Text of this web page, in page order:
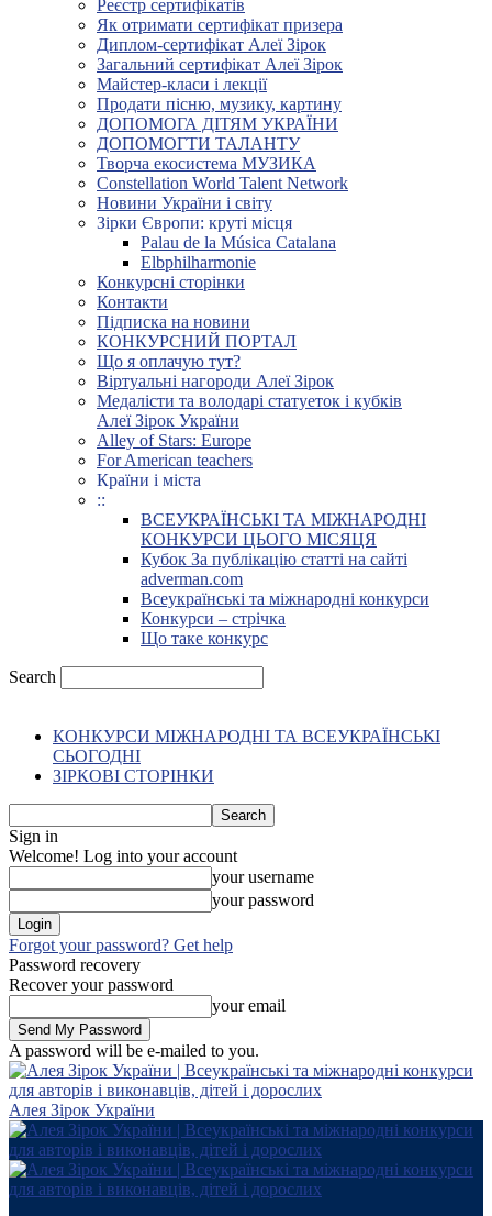
Реєстр сертифікатів
Як отримати сертифікат призера
Диплом-сертифікат Алеї Зірок
Загальний сертифікат Алеї Зірок
Майстер-класи і лекції
Продати пісню, музику, картину
ДОПОМОГА ДІТЯМ УКРАЇНИ
ДОПОМОГТИ ТАЛАНТУ
Творча екосистема МУЗИКА
Constellation World Talent Network
Новини України і світу
Зірки Європи: круті місця
Palau de la Música Catalana
Elbphilharmonie
Конкурсні сторінки
Контакти
Підписка на новини
КОНКУРСНИЙ ПОРТАЛ
Що я оплачую тут?
Віртуальні нагороди Алеї Зірок
Медалісти та володарі статуеток і кубків
Алеї Зірок України
Alley of Stars: Europe
For American teachers
Країни і міста
::
ВСЕУКРАЇНСЬКІ ТА МІЖНАРОДНІ
КОНКУРСИ ЦЬОГО МІСЯЦЯ
Кубок За публікацію статті на сайті
adverman.com
Всеукраїнські та міжнародні конкурси
Конкурси – стрічка
Що таке конкурс
Search
КОНКУРСИ МІЖНАРОДНІ ТА ВСЕУКРАЇНСЬКІ
СЬОГОДНІ
ЗІРКОВІ СТОРІНКИ
Sign in
Welcome! Log into your account
your username
your password
Forgot your password? Get help
Password recovery
Recover your password
your email
A password will be e-mailed to you.
Алея Зірок України